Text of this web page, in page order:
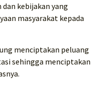
kebijakan yang
masyarakat kepada
menciptakan peluang
sehingga menciptakan